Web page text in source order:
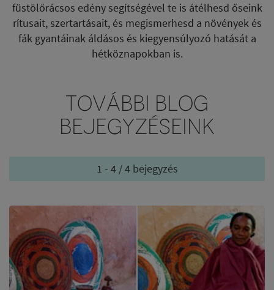
füstölőrácsos edény segítségével te is átélhesd őseink
rítusait, szertartásait, és megismerhesd a növények és
fák gyantáinak áldásos és kiegyensúlyozó hatását a
hétköznapokban is.
TOVÁBBI BLOG
BEJEGYZÉSEINK
1 - 4 / 4 bejegyzés